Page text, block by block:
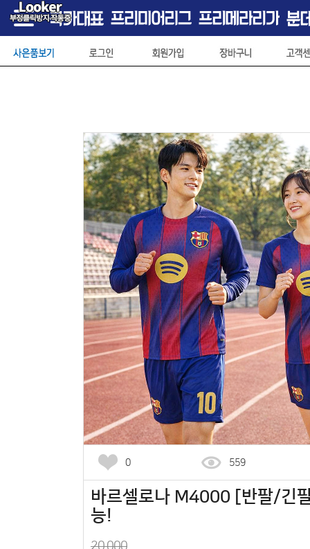
0 559
바르셀로나 M4000 [반팔/긴
능!
20,000